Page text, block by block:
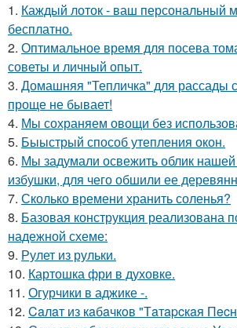
1. Каждый лоток - ваш персональный
бесплатно.
2. Оптимальное время для посева
советы и личный опыт.
3. Домашняя "Тепличка" для рассады
проще не бывает!
4. Мы сохраняем овощи без
5. Быыстрый способ утепления окон.
6. Мы задумали освежить облик
избушки, для чего обшили ее
7. Сколько времени хранить соленья?
8. Базовая конструкция реализована
надежной схеме:
9. Рулет из рульки.
10. Картошка фри в духовке.
11. Огурчики в аджике -.
12. Caлaт из кaбaчкoв "Тaтapcкaя